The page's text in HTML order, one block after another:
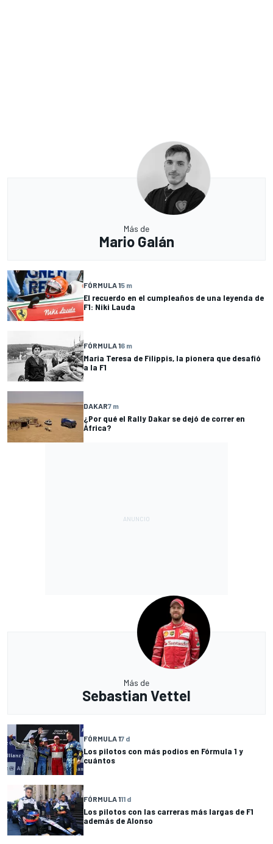
Más de
Mario Galán
FÓRMULA 15 m
El recuerdo en el cumpleaños de una leyenda de
F1: Niki Lauda
FÓRMULA 16 m
Maria Teresa de Filippis, la pionera que desafió
a la F1
DAKAR7 m
¿Por qué el Rally Dakar se dejó de correr en
África?
Más de
Sebastian Vettel
FÓRMULA 17 d
Los pilotos con más podios en Fórmula 1 y
cuántos
FÓRMULA 111 d
Los pilotos con las carreras más largas de F1
además de Alonso